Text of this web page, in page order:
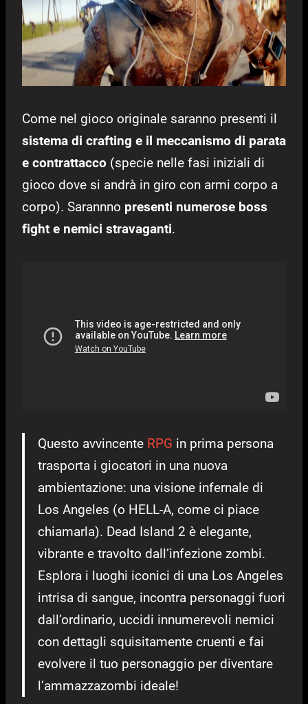
Come nel gioco originale saranno presenti il
sistema di crafting e il meccanismo di parata
e contrattacco (specie nelle fasi iniziali di
gioco dove si andrà in giro con armi corpo a
corpo). Sarannno presenti numerose boss
fight e nemici stravaganti.
Questo avvincente RPG in prima persona
trasporta i giocatori in una nuova
ambientazione: una visione infernale di
Los Angeles (o HELL-A, come ci piace
chiamarla). Dead Island 2 è elegante,
vibrante e travolto dall’infezione zombi.
Esplora i luoghi iconici di una Los Angeles
intrisa di sangue, incontra personaggi fuori
dall’ordinario, uccidi innumerevoli nemici
con dettagli squisitamente cruenti e fai
evolvere il tuo personaggio per diventare
l’ammazzazombi ideale!